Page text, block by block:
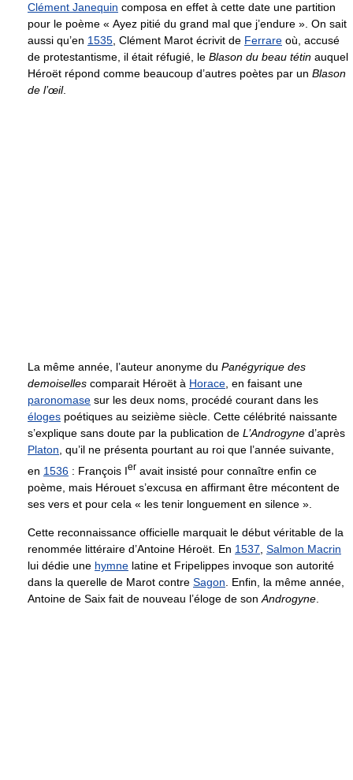
Clément Janequin composa en effet à cette date une partition
pour le poème « Ayez pitié du grand mal que j’endure ». On sait
aussi qu’en 1535, Clément Marot écrivit de Ferrare où, accusé
de protestantisme, il était réfugié, le Blason du beau tétin auquel
Héroët répond comme beaucoup d’autres poètes par un Blason
de l’œil.
La même année, l’auteur anonyme du Panégyrique des
demoiselles comparait Héroët à Horace, en faisant une
paronomase sur les deux noms, procédé courant dans les
éloges poétiques au seizième siècle. Cette célébrité naissante
s’explique sans doute par la publication de L’Androgyne d’après
Platon, qu’il ne présenta pourtant au roi que l’année suivante,
en 1536 : François Ier avait insisté pour connaître enfin ce
poème, mais Hérouet s’excusa en affirmant être mécontent de
ses vers et pour cela « les tenir longuement en silence ».
Cette reconnaissance officielle marquait le début véritable de la
renommée littéraire d’Antoine Héroët. En 1537 Salmon Macrin
lui dédie une hymne latine et Fripelippes invoque son autorité
dans la querelle de Marot contre Sagon . Enfin, la même année,
Antoine de Saix fait de nouveau l’éloge de son Androgyne